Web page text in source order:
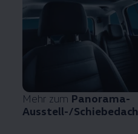
Mehr zum Panorama-
Ausstell-/Schiebedach